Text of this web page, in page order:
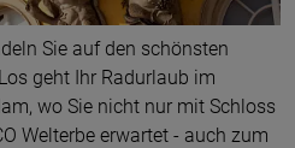
Sie auf den schönsten
geht Ihr Radurlaub im
wo Sie nicht nur mit Schloss
Welterbe erwartet - auch zum